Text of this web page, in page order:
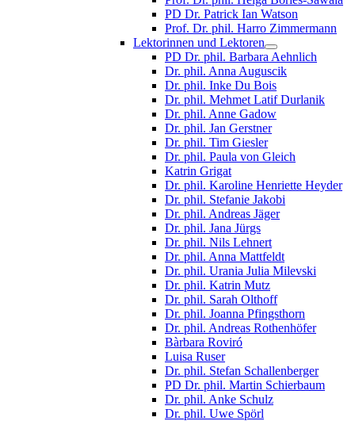
PD Dr. Patrick Ian Watson
Prof. Dr. phil. Harro Zimmermann
Lektorinnen und Lektoren
PD Dr. phil. Barbara Aehnlich
Dr. phil. Anna Auguscik
Dr. phil. Inke Du Bois
Dr. phil. Mehmet Latif Durlanik
Dr. phil. Anne Gadow
Dr. phil. Jan Gerstner
Dr. phil. Tim Giesler
Dr. phil. Paula von Gleich
Katrin Grigat
Dr. phil. Karoline Henriette Heyder
Dr. phil. Stefanie Jakobi
Dr. phil. Andreas Jäger
Dr. phil. Jana Jürgs
Dr. phil. Nils Lehnert
Dr. phil. Anna Mattfeldt
Dr. phil. Urania Julia Milevski
Dr. phil. Katrin Mutz
Dr. phil. Sarah Olthoff
Dr. phil. Joanna Pfingsthorn
Dr. phil. Andreas Rothenhöfer
Bàrbara Roviró
Luisa Ruser
Dr. phil. Stefan Schallenberger
PD Dr. phil. Martin Schierbaum
Dr. phil. Anke Schulz
Dr. phil. Uwe Spörl